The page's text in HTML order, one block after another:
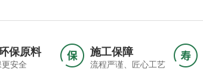
保原料
安全
施工保障
流程严谨、匠心工艺